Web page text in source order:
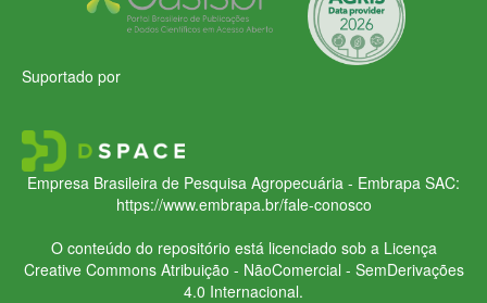
Suportado por
Empresa Brasileira de Pesquisa Agropecuária - Embrapa SAC:
https://www.embrapa.br/fale-conosco
O conteúdo do repositório está licenciado sob a Licença
Creative CommonsAtribuição - NãoComercial - SemDerivações
4.0 Internacional.